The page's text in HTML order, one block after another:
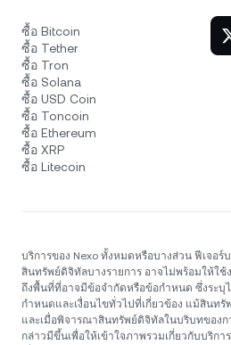
ซื้อ Bitcoin
ซื้อ Tether
ซื้อ Tron
ซื้อ Solana
ซื้อ USD Coin
ซื้อ Toncoin
ซื้อ Ethereum
ซื้อ XRP
ซื้อ Litecoin
บริการของ Nexo ทั้งหมดหรือบางส่วน ฟีเจอร์
สินทรัพย์ดิจิทัลบางรายการ อาจไม่พร้อมให้ใช้
ถึงพื้นที่ที่อาจมีข้อจำกัดหรือข้อกำหนด ซึ่งระบุ
กำหนดและเงื่อนไขทั่วไปที่เกี่ยวข้อง แม้สินท
และเมื่อพิจารณาสินทรัพย์ดิจิทัลในบริบทของก
กล่าวมีขึ้นเพื่อให้เข้าใจภาพรวมเกี่ยวกับบริกา